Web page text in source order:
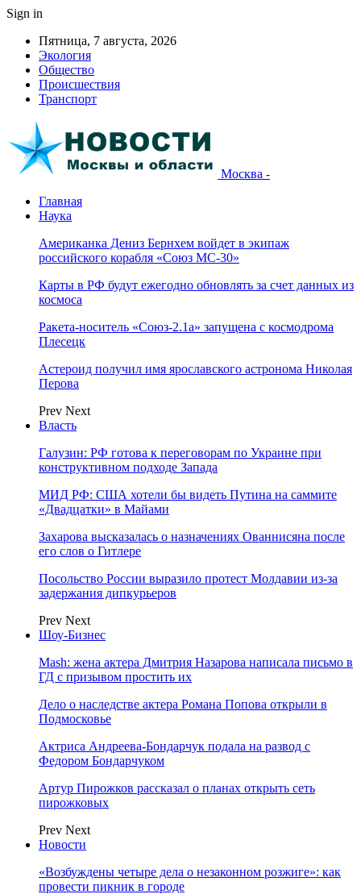
Sign in
Пятница, 7 августа, 2026
Экология
Общество
Происшествия
Транспорт
Москва -
Главная
Наука
Американка Дениз Бернхем войдет в экипаж
российского корабля «Союз МС-30»
Карты в РФ будут ежегодно обновлять за счет данных из
космоса
Ракета-носитель «Союз-2.1а» запущена с космодрома
Плесецк
Астероид получил имя ярославского астронома Николая
Перова
Prev Next
Власть
Галузин: РФ готова к переговорам по Украине при
конструктивном подходе Запада
МИД РФ: США хотели бы видеть Путина на саммите
«Двадцатки» в Майами
Захарова высказалась о назначениях Ованнисяна после
его слов о Гитлере
Посольство России выразило протест Молдавии из-за
задержания дипкурьеров
Prev Next
Шоу-Бизнес
Mash: жена актера Дмитрия Назарова написала письмо в
ГД с призывом простить их
Дело о наследстве актера Романа Попова открыли в
Подмосковье
Актриса Андреева-Бондарчук подала на развод с
Федором Бондарчуком
Артур Пирожков рассказал о планах открыть сеть
пирожковых
Prev Next
Новости
«Возбуждены четыре дела о незаконном розжиге»: как
провести пикник в городе